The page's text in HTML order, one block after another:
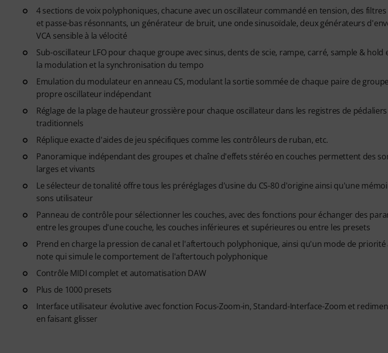
4 sections de voix polyphoniques, chacune avec un oscillateur commandé en tension, des
et passe-bas résonnants, un générateur de bruit, une onde sinusoïdale, deux générateurs
VCA sensible à la vélocité
Sub-oscillateur LFO pour chaque groupe avec sinus, dents de scie, rampe, carré, sample &
la modulation et la synchronisation du tempo
Emulation du modulateur en anneau CS, modulant la sortie sommée de chaque paire de
propre oscillateur indépendant
Réglage de la plage de hauteur grossière pour chaque oscillateur dans les registres de
traditionnels
Réplique exacte d'aides de jeu spécifiques comme les contrôleurs de ruban, etc.
Panoramique indépendant des groupes et chaîne d'effets stéréo en couches permettent des
larges et vivants
Le sélecteur de tonalité offre tous les préréglages d'usine du CS-80 d'origine ainsi qu'une
sons utilisateur
Panneau de contrôle pour sélectionner les couches, avec des fonctions pour échanger des
entre les groupes d'une couche, les couches inférieures et supérieures ou entre les presets
Prend en charge la pression de canal et l'aftertouch polyphonique, ainsi qu'un mode de priorité
note qui simule le comportement de l'aftertouch polyphonique
Contrôle MIDI complet et automatisation DAW
Plus de 1000 presets
Interface utilisateur évolutive avec fonction Focus-Zoom-in, Standard-Interface-Zoom et
en faisant glisser